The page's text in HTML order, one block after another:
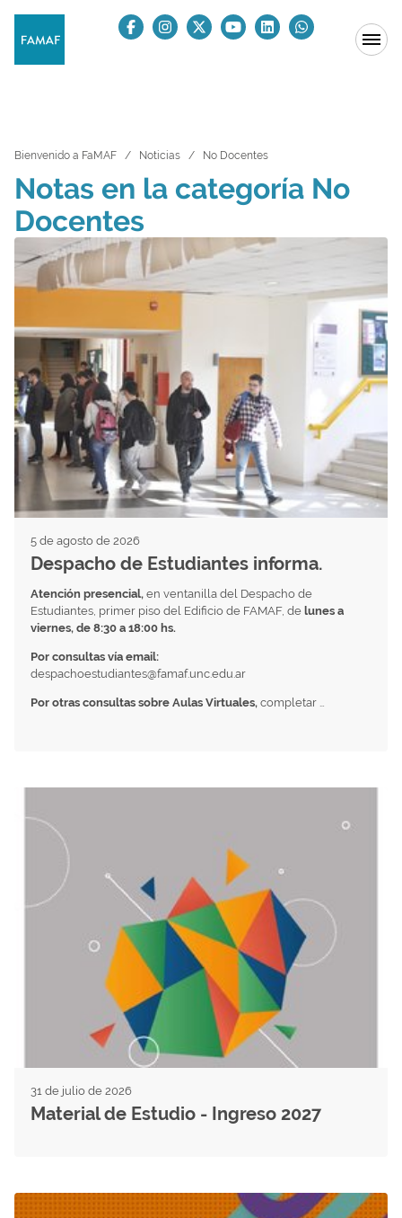
Bienvenido a FaMAF Noticias No Docentes
Notas en la categoría No
Docentes
5 de agosto de 2026
Despacho de Estudiantes informa.
Atención presencial, en ventanilla del Despacho de
Estudiantes, primer piso del Edificio de FAMAF, de lunes a
viernes, de 8:30 a 18:00 hs.
Por consultas vía email:
despachoestudiantes@famaf.unc.edu.ar
Por otras consultas sobre Aulas Virtuales, completar …
31 de julio de 2026
Material de Estudio - Ingreso 2027